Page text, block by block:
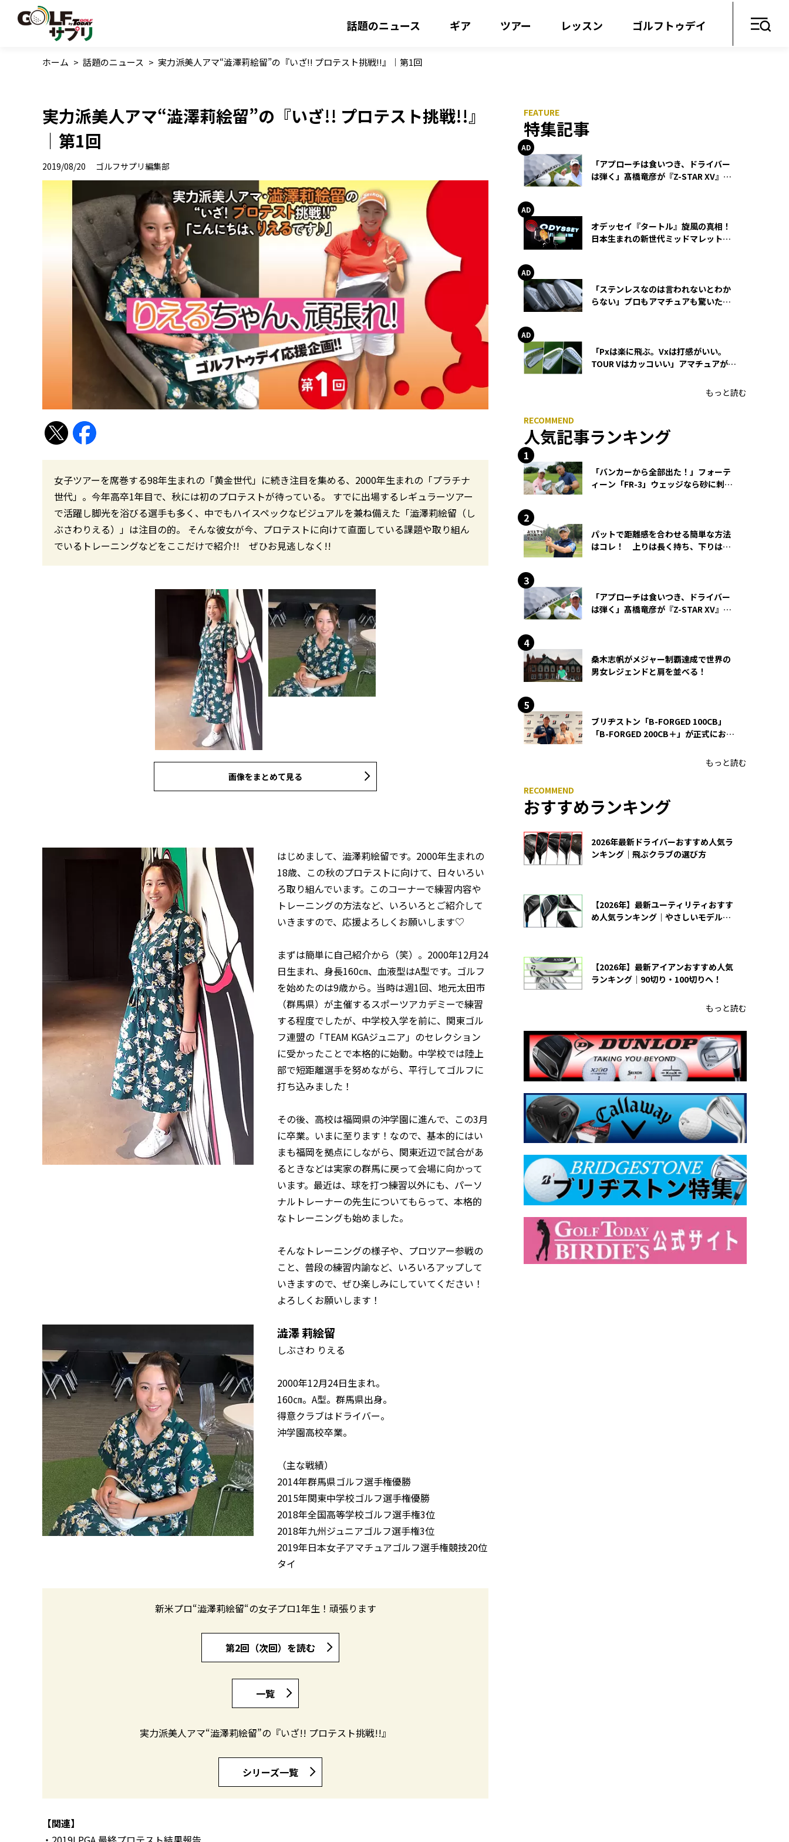
話題のニュース ギア ツアー レッスン ゴルフトゥデイ
ホーム > 話題のニュース > 実力派美人アマ“澁澤莉絵留”の『いざ!! プロテスト挑戦!!』｜第1回
実力派美人アマ“澁澤莉絵留”の『いざ!! プロテスト挑戦!!』
｜第1回
2019/08/20 ゴルフサプリ編集部
女子ツアーを席巻する98年生まれの「黄金世代」に続き注目を集める、2000年生まれの「プラチナ
世代」。今年高卒1年目で、秋には初のプロテストが待っている。 すでに出場するレギュラーツアー
で活躍し脚光を浴びる選手も多く、中でもハイスペックなビジュアルを兼ね備えた「澁澤莉絵留（し
ぶさわりえる）」は注目の的。 そんな彼女が今、プロテストに向けて直面している課題や取り組ん
でいるトレーニングなどをここだけで紹介!! ぜひお見逃しなく!!
画像をまとめて見る
はじめまして、澁澤莉絵留です。2000年生まれの
18歳、この秋のプロテストに向けて、日々いろい
ろ取り組んでいます。このコーナーで練習内容や
トレーニングの方法など、いろいろとご紹介して
いきますので、応援よろしくお願いします♡
まずは簡単に自己紹介から（笑）。2000年12月24
日生まれ、身長160㎝、血液型はA型です。ゴルフ
を始めたのは9歳から。当時は週1回、地元太田市
（群馬県）が主催するスポーツアカデミーで練習
する程度でしたが、中学校入学を前に、関東ゴル
フ連盟の「TEAM KGAジュニア」のセレクション
に受かったことで本格的に始動。中学校では陸上
部で短距離選手を努めながら、平行してゴルフに
打ち込みました！
その後、高校は福岡県の沖学園に進んで、この3月
に卒業。いまに至ります！なので、基本的にはい
まも福岡を拠点にしながら、関東近辺で試合があ
るときなどは実家の群馬に戻って会場に向かって
います。最近は、球を打つ練習以外にも、パーソ
ナルトレーナーの先生についてもらって、本格的
なトレーニングも始めました。
そんなトレーニングの様子や、プロツアー参戦の
こと、普段の練習内諭など、いろいろアップして
いきますので、ぜひ楽しみにしていてください！
よろしくお願いします！
澁澤 莉絵留
しぶさわ りえる
2000年12月24日生まれ。
160㎝。A型。群馬県出身。
得意クラブはドライバー。
沖学園高校卒業。
（主な戦績）
2014年群馬県ゴルフ選手権優勝
2015年関東中学校ゴルフ選手権優勝
2018年全国高等学校ゴルフ選手権3位
2018年九州ジュニアゴルフ選手権3位
2019年日本女子アマチュアゴルフ選手権競技20位
タイ
新米プロ“澁澤莉絵留“の女子プロ1年生！頑張ります
第2回（次回）を読む
一覧
実力派美人アマ“澁澤莉絵留”の『いざ!! プロテスト挑戦!!』
シリーズ一覧
【関連】
特集記事
「アプローチは食いつき、ドライバー
は弾く」髙橋竜彦が『Z-STAR XV』を
オデッセイ『タートル』旋風の真相！
日本生まれの新世代ミッドマレットが
「ステンレスなのは言われないとわか
らない」プロもアマチュアも驚いた
「Pxは楽に飛ぶ。Vxは打感がいい。
TOUR Vはカッコいい」アマチュアが選
もっと読む
人気記事ランキング
「バンカーから全部出た！」フォーテ
ィーン「FR-3」ウェッジなら砂に刺さ
パットで距離感を合わせる簡単な方法
はコレ！ 上りは長く持ち、下りは短
「アプローチは食いつき、ドライバー
は弾く」髙橋竜彦が『Z-STAR XV』を
桑木志帆がメジャー制覇達成で世界の
男女レジェンドと肩を並べる！
ブリヂストン「B-FORGED 100CB」
「B-FORGED 200CB＋」が正式にお披
もっと読む
おすすめランキング
2026年最新ドライバーおすすめ人気ラ
ンキング｜飛ぶクラブの選び方
【2026年】最新ユーティリティおすす
め人気ランキング｜やさしいモデルの
【2026年】最新アイアンおすすめ人気
ランキング｜90切り・100切りへ！
もっと読む